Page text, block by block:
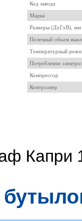
Код завода
Марка
Размеры (ДхГхВ), мм
Полезный объем
Температурный
Потребление
Компрессор
Контроллер
Капри